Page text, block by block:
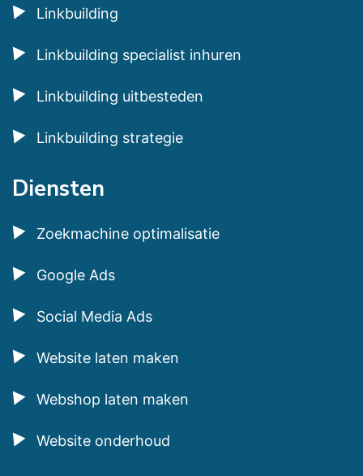
Linkbuilding
Linkbuilding specialist inhuren
Linkbuilding uitbesteden
Linkbuilding strategie
Diensten
Zoekmachine optimalisatie
Google Ads
Social Media Ads
Website laten maken
Webshop laten maken
Website onderhoud